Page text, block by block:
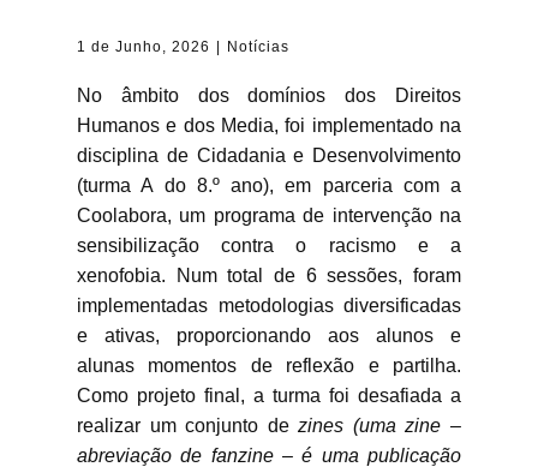
1 de Junho, 2026 Notícias
No âmbito dos domínios dos Direitos
Humanos e dos Media, foi implementado na
disciplina de Cidadania e Desenvolvimento
(turma A do 8.º ano), em parceria com a
Coolabora, um programa de intervenção na
sensibilização contra o racismo e a
xenofobia. Num total de 6 sessões, foram
implementadas metodologias diversificadas
e ativas, proporcionando aos alunos e
alunas momentos de reflexão e partilha.
Como projeto final, a turma foi desafiada a
realizar um conjunto dezines (uma zine –
abreviação de fanzine – é uma publicação